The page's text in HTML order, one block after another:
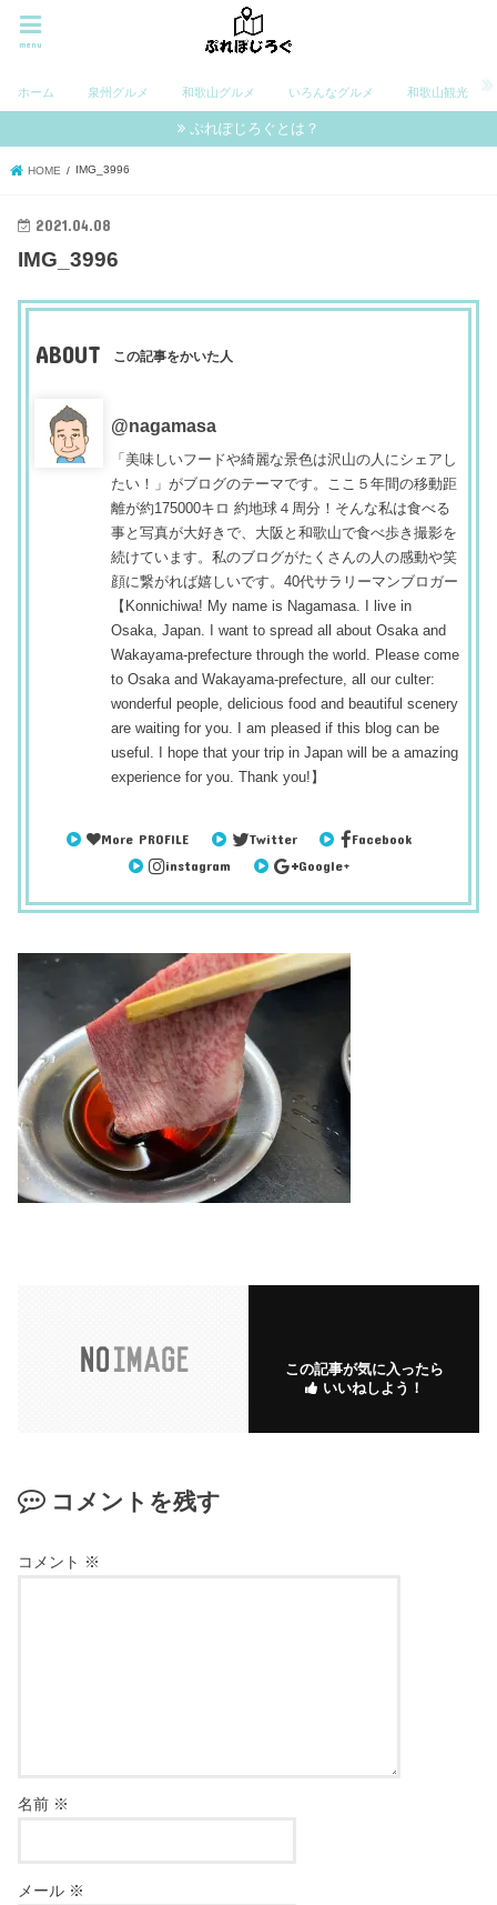
menu
ホーム 泉州グルメ 和歌山グルメ いろんなグルメ 和歌山観光
ぷれぽじろぐとは？
HOME IMG_3996
2021.04.08
IMG_3996
ABOUT この記事をかいた人
@nagamasa
「美味しいフードや綺麗な景色は沢山の人にシェアし
たい！」がブログのテーマです。ここ５年間の移動距
離が約175000キロ 約地球４周分！そんな私は食べる
事と写真が大好きで、大阪と和歌山で食べ歩き撮影を
続けています。私のブログがたくさんの人の感動や笑
顔に繋がれば嬉しいです。40代サラリーマンブロガー
【Konnichiwa! My name is Nagamasa. I live in
Osaka, Japan. I want to spread all about Osaka and
Wakayama-prefecture through the world. Please come
to Osaka and Wakayama-prefecture, all our culter:
wonderful people, delicious food and beautiful scenery
are waiting for you. I am pleased if this blog can be
useful. I hope that your trip in Japan will be a amazing
experience for you. Thank you!】
More PROFILE Twitter
Facebook
instagram
Google+
この記事が気に入ったら
いいねしよう！
コメントを残す
コメント ※
名前 ※
メール ※